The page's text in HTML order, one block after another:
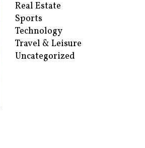
Real Estate
Sports
Technology
Travel & Leisure
Uncategorized